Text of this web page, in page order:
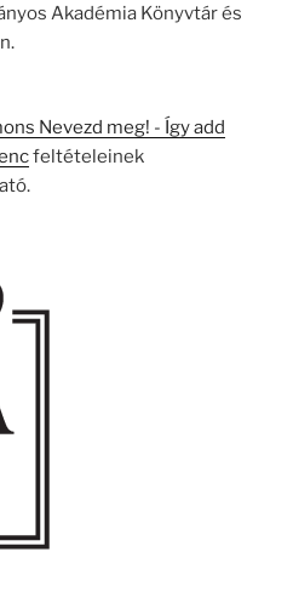
Akadémia Könyvtár és
Nevezd meg! - Így add
feltételeinek